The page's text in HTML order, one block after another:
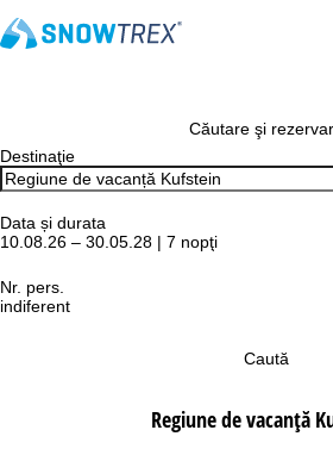
Căutare şi
Destinaţie
Data și durata
10.08.26 – 30.05.28 | 7 nopţi
Nr. pers.
indiferent
Caută
Regiune de vacanță